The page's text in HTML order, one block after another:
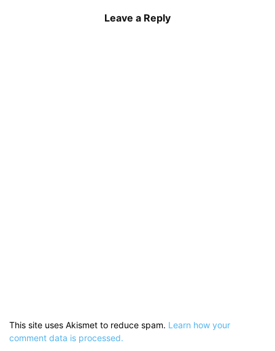
Leave a Reply
This site uses Akismet to reduce spam. Learn how your
comment data is processed.